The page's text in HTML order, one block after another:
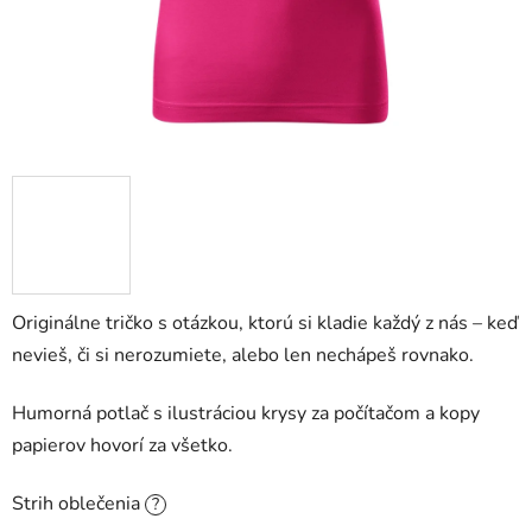
Originálne tričko s otázkou, ktorú si kladie každý z nás – keď
nevieš, či si nerozumiete, alebo len nechápeš rovnako.
Humorná potlač s ilustráciou krysy za počítačom a kopy
papierov hovorí za všetko.
Strih oblečenia ?